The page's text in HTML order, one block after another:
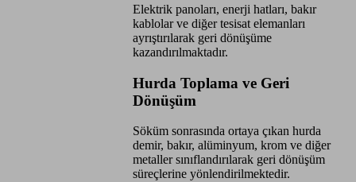
Elektrik panoları, enerji hatları, bakır
kablolar ve diğer tesisat elemanları
ayrıştırılarak geri dönüşüme
kazandırılmaktadır.
Hurda Toplama ve Geri
Dönüşüm
Söküm sonrasında ortaya çıkan hurda
demir, bakır, alüminyum, krom ve diğer
metaller sınıflandırılarak geri dönüşüm
süreçlerine yönlendirilmektedir.